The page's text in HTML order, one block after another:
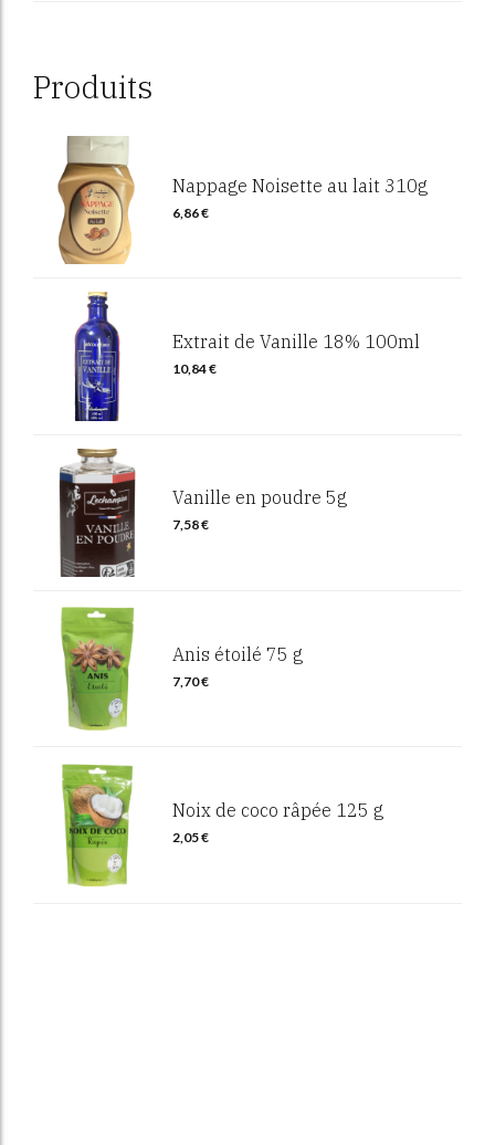
Produits
Nappage Noisette au lait 310g
6,86€
Extrait de Vanille 18% 100ml
10,84€
Vanille en poudre 5g
7,58€
Anis étoilé 75 g
7,70€
Noix de coco râpée 125 g
2,05€